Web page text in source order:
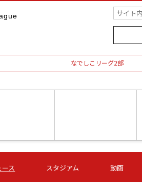
なでしこリーグ2部
いちご
-
第16節 09/06 (日) 15:00
-
ース スタジアム 動画